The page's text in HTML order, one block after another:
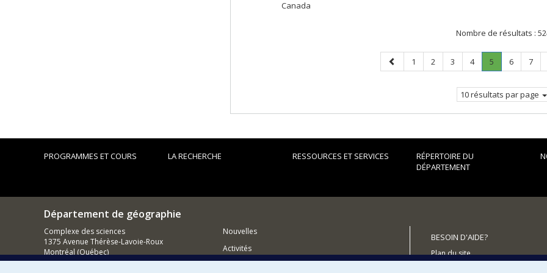
Canada
Nombre de résultats :
Page
précédente
Page
1 Page
2 Page
3 Page
4 Page
5.
Page
Page
6 Page
7
10 résultats par page
PROGRAMMES ET COURS LA RECHERCHE RESSOURCES ET SERVICES
RÉPERTOIRE DU
DÉPARTEMENT
Département de géographie
Complexe des sciences
1375 Avenue Thérèse-Lavoie-Roux
Montréal (Québec)
H2V 0B3
Nouvelles
Activités
BESOIN D'AIDE?
Plan du site